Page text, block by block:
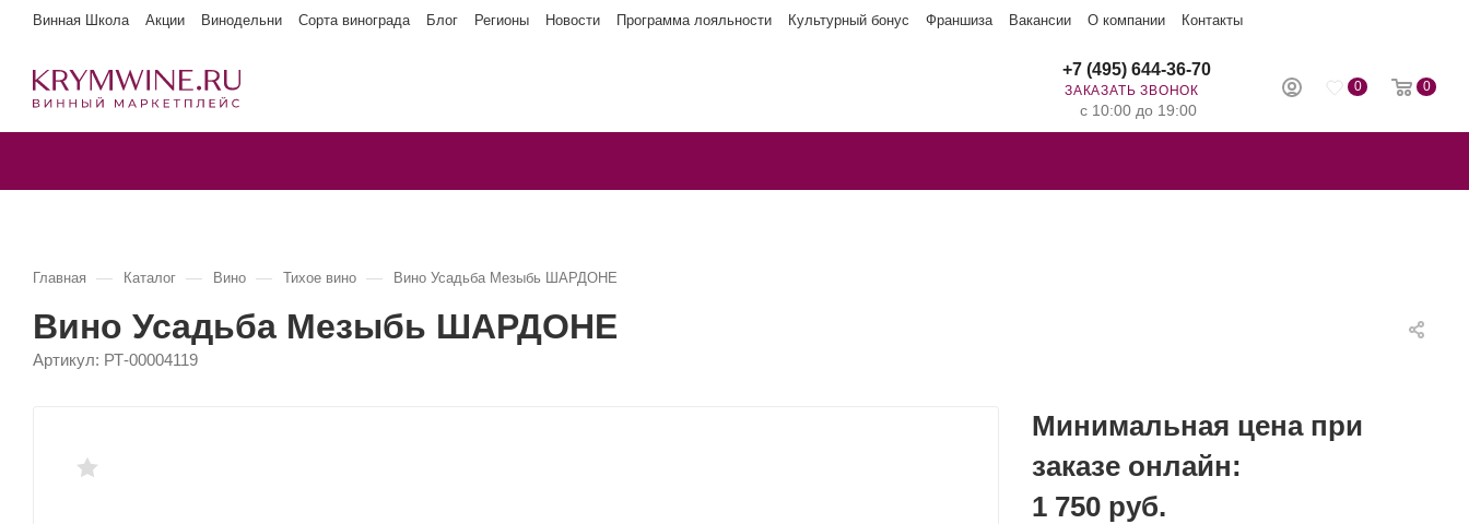
Винная Школа Акции Винодельни Сорта винограда Блог Регионы Новости Программа лояльности Культурный бонус Франшиза Вакансии О компании Контакты
0 0
+7 (495) 644-36-70
ЗАКАЗАТЬ ЗВОНОК
с 10:00 до 19:00
Главная — Каталог — Вино — Тихое вино — Вино Усадьба Мезыбь ШАРДОНЕ
Вино Усадьба Мезыбь ШАРДОНЕ
Артикул: РТ-00004119
Минимальная цена при
заказе онлайн:
1 750 руб.